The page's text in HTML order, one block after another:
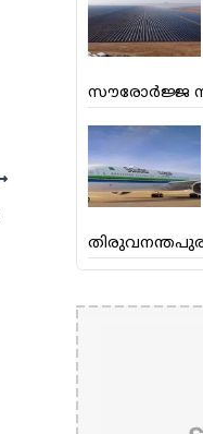
സൗരോര്‍ജ്ജ